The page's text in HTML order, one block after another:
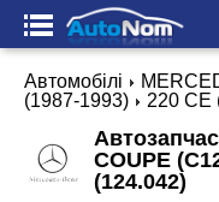
Автомобілі
(1987-1993)
220 CE
COUPE
(124.042)